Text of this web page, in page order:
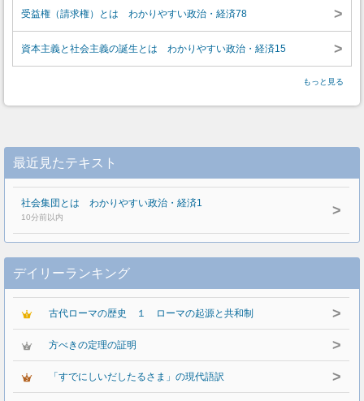
受益権（請求権）とは わかりやすい政治・経済78 >
資本主義と社会主義の誕生とは わかりやすい政治・経済15 >
もっと見る
最近見たテキスト
社会集団とは わかりやすい政治・経済1
10分前以内 >
デイリーランキング
古代ローマの歴史 １ ローマの起源と共和制 >
方べきの定理の証明 >
「すでにしいだしたるさま」の現代語訳 >